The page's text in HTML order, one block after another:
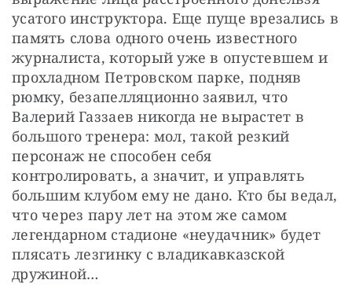
усатого инструктора. Еще пуще врезались в
память слова одного очень известного
журналиста, который уже в опустевшем и
прохладном Петровском парке, подняв
рюмку, безапелляционно заявил, что
Валерий Газзаев никогда не вырастет в
большого тренера: мол, такой резкий
персонаж не способен себя
контролировать, а значит, и управлять
большим клубом ему не дано. Кто бы ведал,
что через пару лет на этом же самом
легендарном стадионе «неудачник» будет
плясать лезгинку с владикавказской
дружиной…